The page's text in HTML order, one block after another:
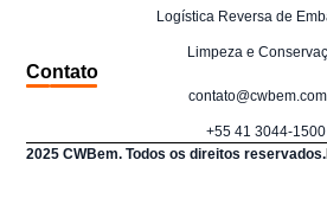
Logística Reversa de
Limpeza e
Contato
+55 41 3044-1500
2025 CWBem. Todos os direitos reservados.